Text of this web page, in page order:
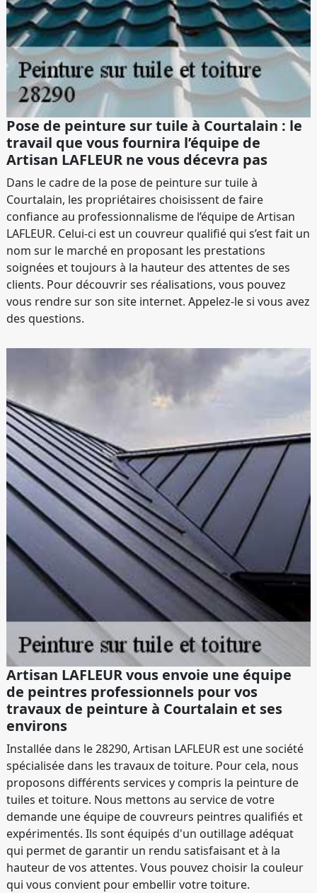
Pose de peinture sur tuile à Courtalain : le
travail que vous fournira l’équipe de
Artisan LAFLEUR ne vous décevra pas
Dans le cadre de la pose de peinture sur tuile à
Courtalain, les propriétaires choisissent de faire
confiance au professionnalisme de l’équipe de Artisan
LAFLEUR. Celui-ci est un couvreur qualifié qui s’est fait un
nom sur le marché en proposant les prestations
soignées et toujours à la hauteur des attentes de ses
clients. Pour découvrir ses réalisations, vous pouvez
vous rendre sur son site internet. Appelez-le si vous avez
des questions.
Artisan LAFLEUR vous envoie une équipe
de peintres professionnels pour vos
travaux de peinture à Courtalain et ses
environs
Installée dans le 28290, Artisan LAFLEUR est une société
spécialisée dans les travaux de toiture. Pour cela, nous
proposons différents services y compris la peinture de
tuiles et toiture. Nous mettons au service de votre
demande une équipe de couvreurs peintres qualifiés et
expérimentés. Ils sont équipés d'un outillage adéquat
qui permet de garantir un rendu satisfaisant et à la
hauteur de vos attentes. Vous pouvez choisir la couleur
qui vous convient pour embellir votre toiture.